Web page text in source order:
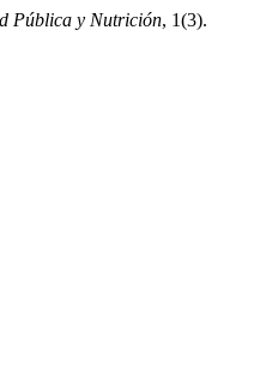
Pública y Nutrición, 1(3).